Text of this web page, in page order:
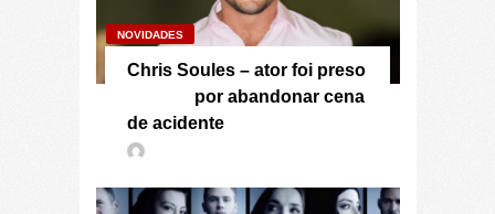
NOVIDADES
Chris Soules – ator foi preso
por abandonar cena
de acidente